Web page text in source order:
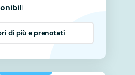
di più e prenotati